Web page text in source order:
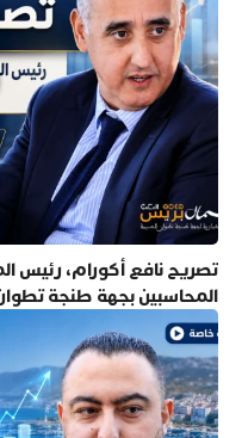
تصريح نافع أكورام، رئيس
المحاسبين بجهة طنجة